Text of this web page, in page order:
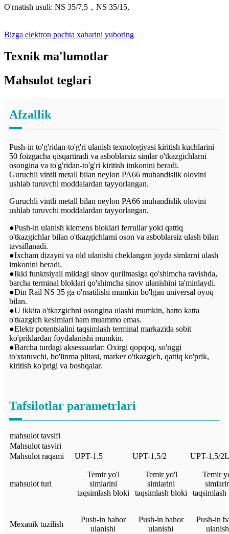
O'rnatish usuli: NS 35/7,5，NS 35/15,
Bizga elektron pochta xabarini yuboring
Texnik ma'lumotlar
Mahsulot teglari
Afzallik
Push-in to'g'ridan-to'g'ri ulanish texnologiyasi kiritish kuchlarini
50 foizgacha qisqartiradi va asboblarsiz simlar o'tkazgichlarni
osongina va to'g'ridan-to'g'ri kiritish imkonini beradi.
Guruchli vintli metall bilan neylon PA66 muhandislik olovini
ushlab turuvchi moddalardan tayyorlangan.
Guruchli vintli metall bilan neylon PA66 muhandislik olovini
ushlab turuvchi moddalardan tayyorlangan.
●Push-in ulanish klemens bloklari ferrullar yoki qattiq
o'tkazgichlar bilan o'tkazgichlarni oson va asboblarsiz ulash bilan
tavsiflanadi.
●Ixcham dizayni va old ulanishi cheklangan joyda simlarni ulash
imkonini beradi.
●Ikki funktsiyali mildagi sinov qurilmasiga qo'shimcha ravishda,
barcha terminal bloklari qo'shimcha sinov ulanishini ta'minlaydi.
●Din Rail NS 35 ga o'rnatilishi mumkin bo'lgan universal oyoq
bilan.
●U ikkita o'tkazgichni osongina ulashi mumkin, hatto katta
o'tkazgich kesimlari ham muammo emas.
●Elektr potentsialini taqsimlash terminal markazida sobit
ko'priklardan foydalanishi mumkin.
●Barcha turdagi aksessuarlar: Oxirgi qopqoq, so'nggi
to'xtatuvchi, bo'linma plitasi, marker o'tkazgich, qattiq ko'prik,
kiritish ko'prigi va boshqalar.
Tafsilotlar parametrlari
mahsulot tavsifi
Mahsulot tasviri
Mahsulot raqami
UPT-1.5 UPT-1,5/2 UPT-1,5/2L
mahsulot turi
Temir yo'l
simlarini
taqsimlash bloki
Temir yo'l
simlarini
taqsimlash bloki
Temir
Mexanik tuzilish
Push-in bahor
ulanishi
Push-in bahor
ulanishi
Push-in